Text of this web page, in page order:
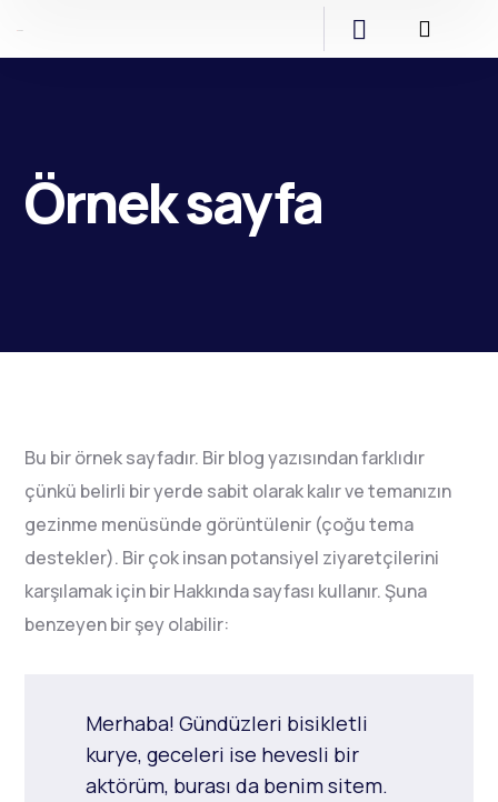
Örnek sayfa
Bu bir örnek sayfadır. Bir blog yazısından farklıdır
çünkü belirli bir yerde sabit olarak kalır ve temanızın
gezinme menüsünde görüntülenir (çoğu tema
destekler). Bir çok insan potansiyel ziyaretçilerini
karşılamak için bir Hakkında sayfası kullanır. Şuna
benzeyen bir şey olabilir:
Merhaba! Gündüzleri bisikletli
kurye, geceleri ise hevesli bir
aktörüm, burası da benim sitem.